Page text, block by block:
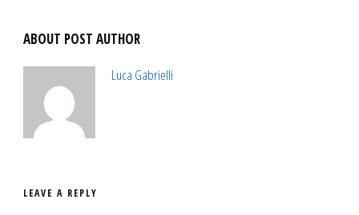
ABOUT POST AUTHOR
Luca Gabrielli
LEAVE A REPLY